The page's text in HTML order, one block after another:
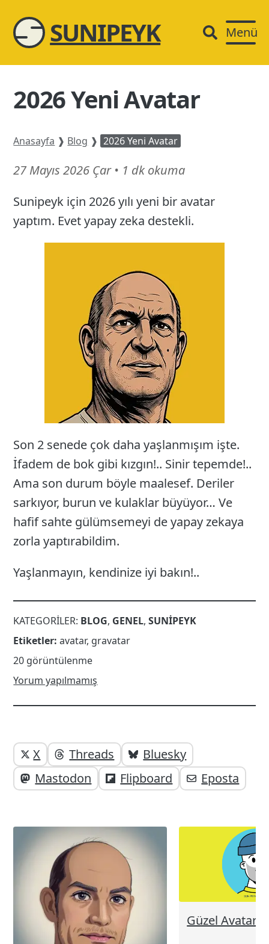
SUNIPEYK Menü
2026 Yeni Avatar
Anasayfa ❱ Blog ❱ 2026 Yeni Avatar
27 Mayıs 2026 Çar 28
26
• 1 dk okuma
Sunipeyk için 2026 yılı yeni bir avatar
yaptım. Evet yapay zeka destekli.
Son 2 senede çok daha yaşlanmışım işte.
İfadem de bok gibi kızgın!.. Sinir tepemde!..
Ama son durum böyle maalesef. Deriler
sarkıyor, burun ve kulaklar büyüyor… Ve
hafif sahte gülümsemeyi de yapay zekaya
zorla yaptırabildim.
Yaşlanmayın, kendinize iyi bakın!..
KATEGORILER: BLOG, GENEL,SUNIPEYK
Etiketler: avatar, gravatar
20 görüntülenme
Yorum yapılmamış
Yazı
altı
elemanları
Yazıyı
paylaşabilirsiniz;
X Threads
Bluesky
Mastodon
Flipboard Eposta
Güzel Avatar